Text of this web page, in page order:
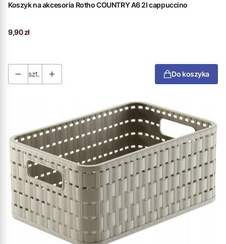
Koszyk na akcesoria Rotho COUNTRY A6 2l cappuccino
Cena
9,90 zł
szt. Do koszyka